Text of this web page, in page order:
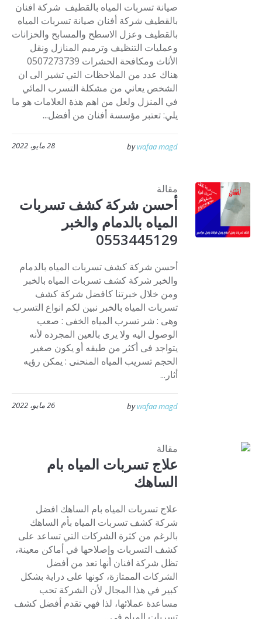
صيانة تسربات المياه بالقطيف شركة افنان
بالقطيف شركة أفنان صيانة تسربات المياه
بالقطيف وعزل الاسطح والمسابح والخزانات
وعمليات التنظيف وترميم المنازل ونقل
الأثاث ومكافحة الحشرات 0507273739
هناك عدد من الملاحظات التي تشير الى ان
الشخص يعاني من مشكلة التسرب المائي
في المنزل ولعل من اهم هذة العلامات هو ما
يلي: تعتبر مؤسسة أفنان من أفضل...
28 مايو، 2022 bywafaa magd
مقالة
أحسن شركة كشف تسربات
المياه بالدمام والخبر
0553445129
أحسن شركة كشف تسربات المياه بالدمام
والخبر شركة كشف تسربات المياه بالخبر
ومن خلال خبرتنا كافضل شركة كشف
تسربات المياه بالخبر نبين لكم انواع التسرب
وهى : شر تسرب المياه الخفى : صعب
الوصول اليه ولا يرى بالعين المجرده لأنه
يتواجد فى أكثر من طبقه أو يكون صغير
الحجم تسريب المياه المنحنى : يمكن رؤيه
أثار...
26 مايو، 2022 bywafaa magd
مقالة
علاج تسربات المياه بام
الساهك
علاج تسربات المياه بام الساهك افضل
شركة كشف تسربات المياه بأم الساهك
بالرغم من كثرة الشركات التي تساعد على
كشف التسربات وإصلاحها في أماكن معينة،
تظل شركة افنان أنها تعد من أفضل
الشركات الممتازة، كونها على دراية بشكل
كبير في هذا المجال لأن الشركة تحب
مساعدة عملائها، لذا فهي تقدم أفضل كشف